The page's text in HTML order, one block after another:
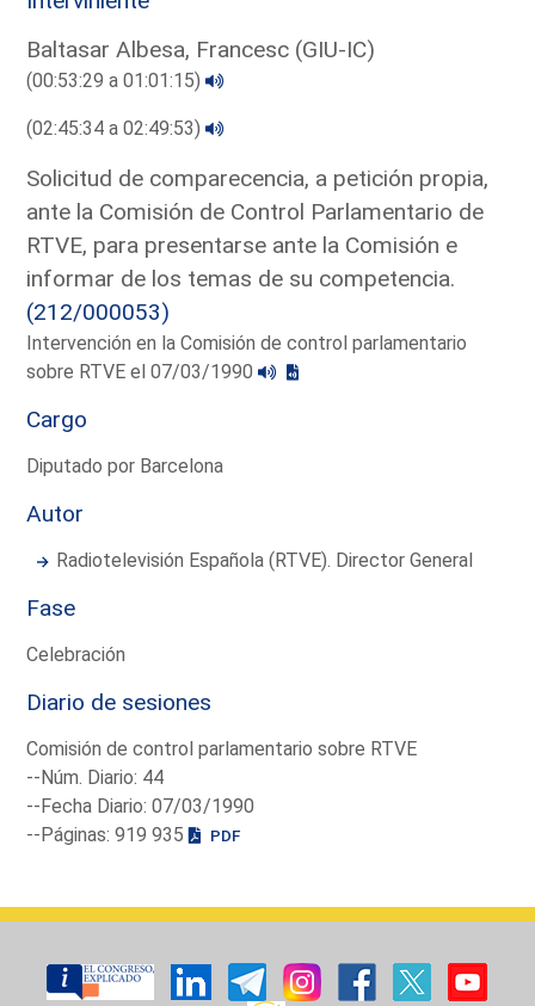
Baltasar Albesa, Francesc (GIU-IC)
(00:53:29 a 01:01:15)
(02:45:34 a 02:49:53)
Solicitud de comparecencia, a petición propia,
ante la Comisión de Control Parlamentario de
RTVE, para presentarse ante la Comisión e
informar de los temas de su competencia.
(212/000053)
Intervención en la Comisión de control parlamentario
sobre RTVE el 07/03/1990
Cargo
Diputado por Barcelona
Autor
Radiotelevisión Española (RTVE). Director General
Fase
Celebración
Diario de sesiones
Comisión de control parlamentario sobre RTVE
--Núm. Diario: 44
--Fecha Diario: 07/03/1990
--Páginas: 919 935
PDF